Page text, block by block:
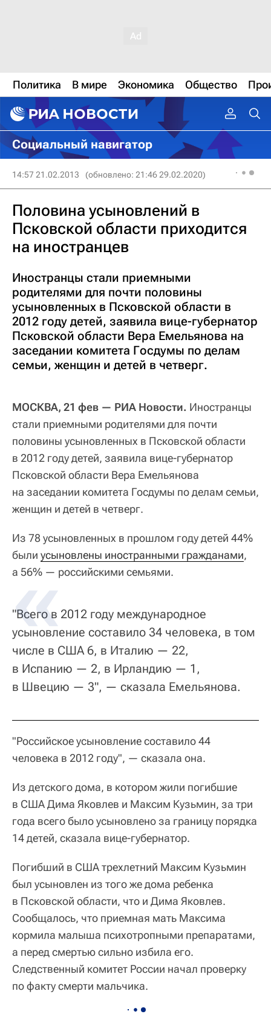
Политика В мире Экономика Общество
Социальный навигатор
14:57 21.02.2013 (обновлено: 21:46 29.02.2020)
Половина усыновлений в
Псковской области приходится
на иностранцев
Иностранцы стали приемными
родителями для почти половины
усыновленных в Псковской области в
2012 году детей, заявила вице-губернатор
Псковской области Вера Емельянова на
заседании комитета Госдумы по делам
семьи, женщин и детей в четверг.
МОСКВА, 21 фев — РИА Новости. Иностранцы
стали приемными родителями для почти
половины усыновленных в Псковской области
в 2012 году детей, заявила вице-губернатор
Псковской области Вера Емельянова
на заседании комитета Госдумы по делам семьи,
женщин и детей в четверг.
Из 78 усыновленных в прошлом году детей 44%
были усыновлены иностранными гражданами,
а 56% — российскими семьями.
"Всего в 2012 году международное
усыновление составило 34 человека, в том
числе в США 6, в Италию — 22,
в Испанию — 2, в Ирландию — 1,
в Швецию — 3", — сказала Емельянова.
"Российское усыновление составило 44
человека в 2012 году", — сказала она.
Из детского дома, в котором жили погибшие
в США Дима Яковлев и Максим Кузьмин, за три
года всего было усыновлено за границу порядка
14 детей, сказала вице-губернатор.
Погибший в США трехлетний Максим Кузьмин
был усыновлен из того же дома ребенка
в Псковской области, что и Дима Яковлев.
Сообщалось, что приемная мать Максима
кормила малыша психотропными препаратами,
а перед смертью сильно избила его.
Следственный комитет России начал проверку
по факту смерти мальчика.